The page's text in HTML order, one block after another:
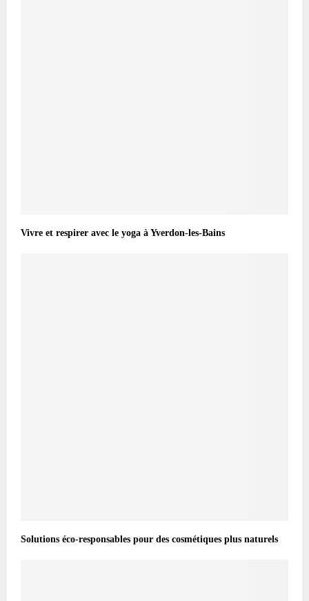
Vivre et respirer avec le yoga à Yverdon-les-Bains
Solutions éco-responsables pour des cosmétiques plus naturels